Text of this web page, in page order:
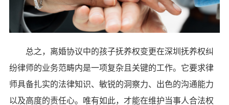
总之，离婚协议中的孩子抚养权变更在深圳抚养权纠
纷律师的业务范畴内是一项复杂且关键的工作。它要求律
师具备扎实的法律知识、敏锐的洞察力、出色的沟通能力
以及高度的责任心。唯有如此，才能在维护当事人合法权